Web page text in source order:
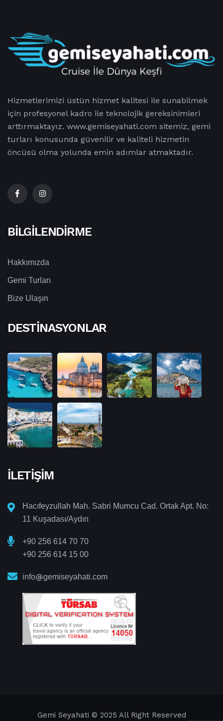
Hizmetlerimizi üstün hizmet kalitesi ile sunabilmek
için profesyonel kadro ile teknolojik gereksinimleri
arttırmaktayız. www.gemiseyahati.com sitemiz, gemi
turları konusunda güvenilir ve kaliteli hizmetin
öncüsü olma yolunda emin adımlar atmaktadır.
BILGILENDIRME
Hakkımızda
Gemi Turları
Bize Ulaşın
DESTINASYONLAR
İLETIŞIM
Hacıfeyzullah Mah. Sabri Mumcu Cad. Ortak Apt. No:
11 Kuşadası/Aydın
+90 256 614 70 70
+90 256 614 15 00
info gemiseyahati.com
Gemi Seyahati © 2025 All Right Reserved